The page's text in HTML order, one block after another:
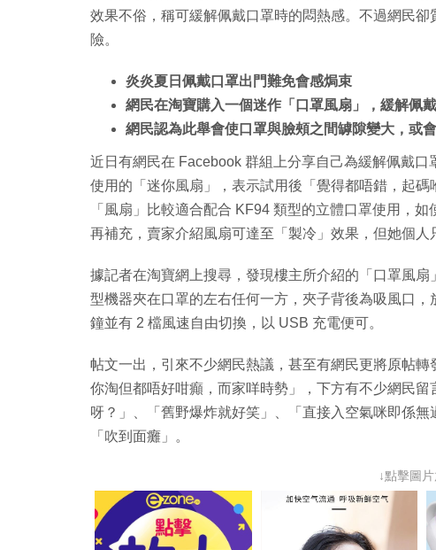
效果不俗，稱可緩解佩戴口罩時的悶熱感。不過網民
險。
炎炎夏日佩戴口罩出門難免會感焗束
網民在淘寶購入一個迷作「口罩風扇」，緩解佩
網民認為此舉會使口罩與臉頰之間罅隙變大，或
近日有網民在 Facebook 群組上分享自己為緩解佩戴
使用的「迷你風扇」，表示試用後「覺得都唔錯，起
「風扇」比較適合配合 KF94 類型的立體口罩使用，
再補充，賣家介紹風扇可達至「製冷」效果，但她個人
據記者在淘寶網上搜尋，發現樓主所介紹的「口罩風
型機器夾在口罩的左右任何一方，夾子背後為吸風口
鐘並有 2 檔風速自由切換，以 USB 充電便可。
帖文一出，引來不少網民熱議，甚至有網民更將原帖
你淘但都唔好咁癲，而家咩時勢」，下方有不少網民
呀？」、「舊野爆炸就好笑」、「直接入空氣咪即係
「吹到面癱」。
↓點擊圖